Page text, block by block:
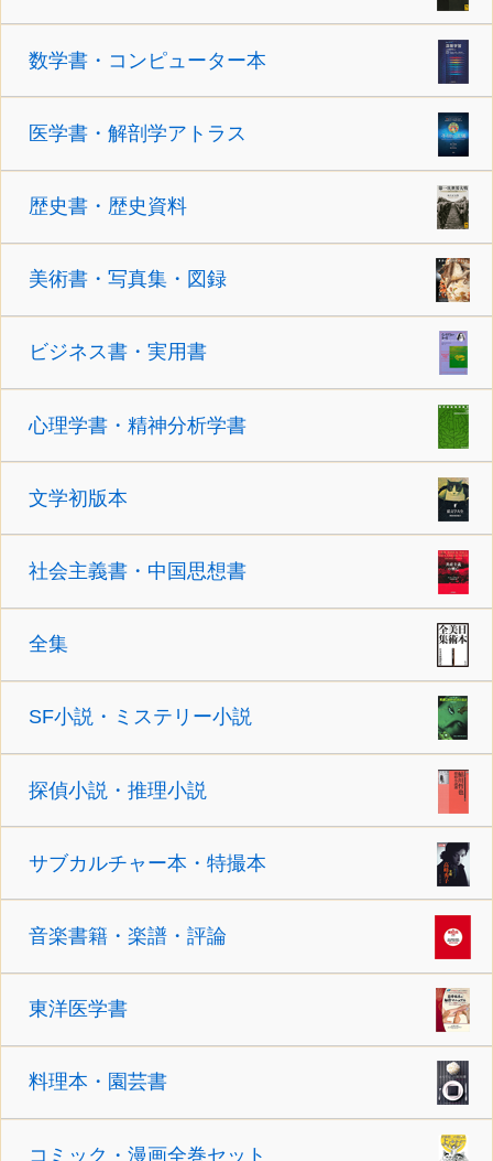
数学書・コンピューター本
医学書・解剖学アトラス
歴史書・歴史資料
美術書・写真集・図録
ビジネス書・実用書
心理学書・精神分析学書
文学初版本
社会主義書・中国思想書
全集
SF小説・ミステリー小説
探偵小説・推理小説
サブカルチャー本・特撮本
音楽書籍・楽譜・評論
東洋医学書
料理本・園芸書
コミック・漫画全巻セット